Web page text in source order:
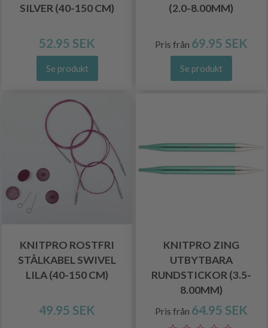
SILVER (40-150 CM)
52.95 SEK
Se produkt
(2.0-8.00MM)
Pris från 69.95 SEK
Se produkt
KNITPRO ROSTFRI
STÅLKABEL SWIVEL
LILA (40-150 CM)
49.95 SEK
KNITPRO ZING
UTBYTBARA
RUNDSTICKOR (3.5-
8.00MM)
Pris från 64.95 SEK